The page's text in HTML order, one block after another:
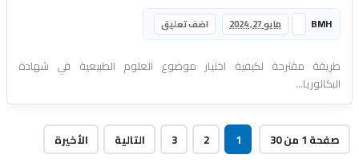
BMH مايو 27, 2024 اضف تعليق
طريقة مقترحة لكيفية اختيار موضوع العلوم الطبيعية في شهادة
البكالوريا...
صفحة 1 من 30 1
2
3 التالية الأخيرة